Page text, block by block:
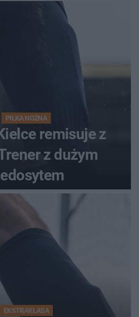
PIŁKA NOŻNA
remisuje z
z dużym
EKSTRAKLASA